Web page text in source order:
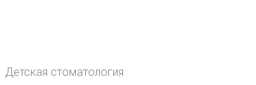
Детская стоматология